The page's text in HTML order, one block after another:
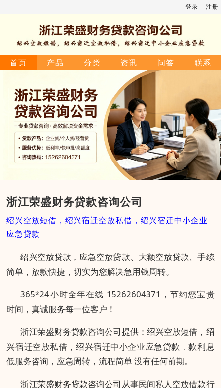
登录 注册
首页 产品 分类 资讯 问答 联系
浙江荣盛财务贷款咨询公司
绍兴空放短借，绍兴宿迁空放私借，绍兴宿迁中小企业
应急贷款
绍兴空放贷款，应急空放贷款、大额空放贷款、手续
简单，放款快捷，切实为您解决急用钱周转。
365*24小时全年在线 15262604371，节约您宝贵
时间，真诚服务每一位客户！
浙江荣盛财务贷款咨询公司提供：绍兴空放短借，绍
兴宿迁空放私借，绍兴宿迁中小企业应急贷款，款利息
低服务咨询，应急周转，流程简单 没有任何前期。
浙江荣盛财务贷款咨询公司从事民间私人空放借款行